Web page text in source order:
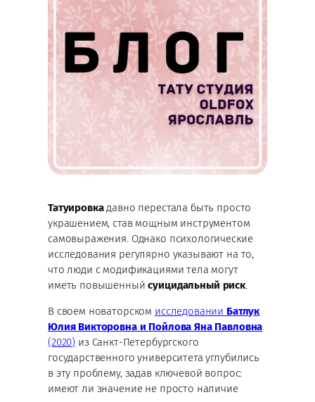
Татуировкадавно перестала быть просто
украшением, став мощным инструментом
самовыражения. Однако психологические
исследования регулярно указывают на то,
что люди с модификациями тела могут
иметь повышенныйсуицидальный риск.
В своем новаторском исследовании Батлук
Юлия Викторовна и Пойлова Яна Павловна
(2020) из Санкт-Петербургского
государственного университета углубились
в эту проблему, задав ключевой вопрос:
имеют ли значение не просто наличие